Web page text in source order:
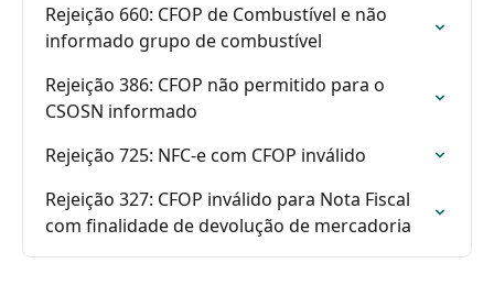
Rejeição 660: CFOP de Combustível e não
informado grupo de combustível
Rejeição 386: CFOP não permitido para o
CSOSN informado
Rejeição 725: NFC-e com CFOP inválido
Rejeição 327: CFOP inválido para Nota Fiscal
com finalidade de devolução de mercadoria